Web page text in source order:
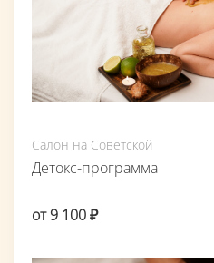
Салон на Советской
Детокс-программа
от 9 100 ₽